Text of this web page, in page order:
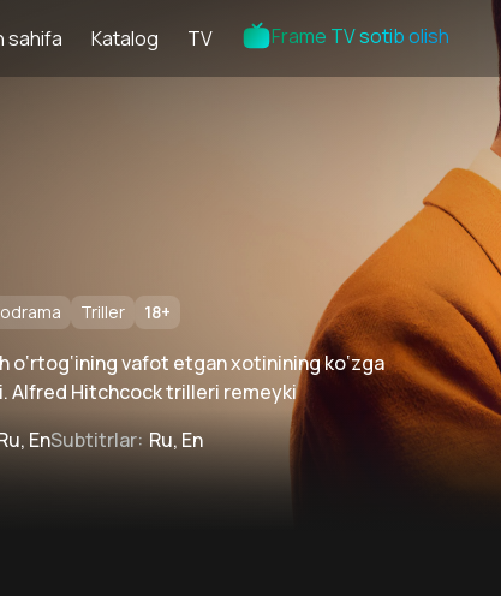
sahifa Katalog TV Frame TV sotib olish
Triller 18+
o‘rtog‘ining vafot etgan xotinining ko‘zga
Alfred Hitchcock trilleri remeyki
EnSubtitrlar: Ru, En